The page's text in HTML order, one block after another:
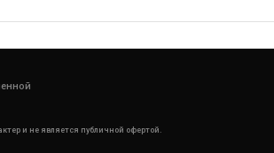
и не является публичной офертой.